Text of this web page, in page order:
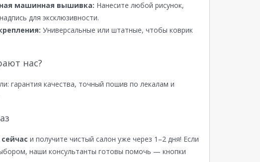
машинная вышивка: Нанесите любой рисунок,
для эксклюзивности.
Универсальные или штатные, чтобы коврик
нас?
гарантия качества, точный пошив по лекалам и
и получите чистый салон уже через 1–2 дня! Если
наши консультанты готовы помочь — кнопки